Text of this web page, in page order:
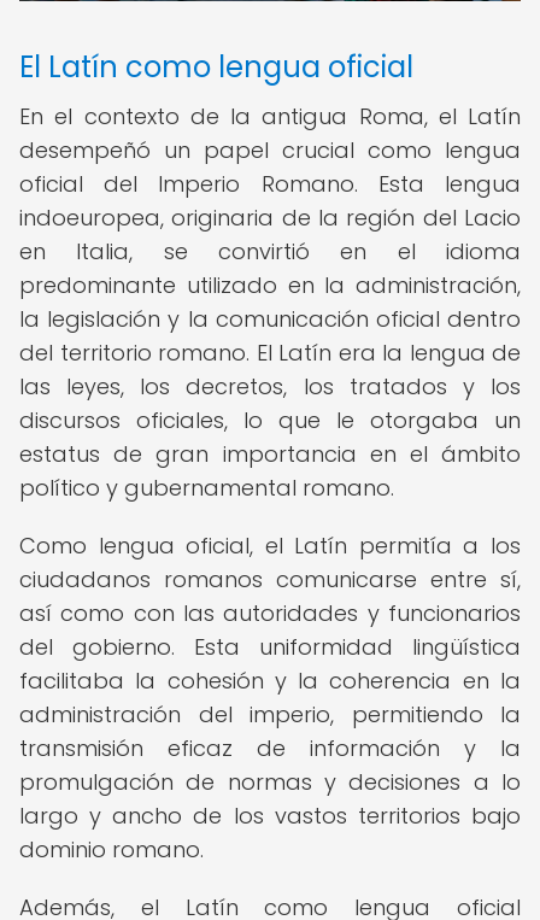
El Latín como lengua oficial
En el contexto de la antigua Roma, el Latín
desempeñó un papel crucial como lengua
oficial del Imperio Romano. Esta lengua
indoeuropea, originaria de la región del Lacio
en Italia, se convirtió en el idioma
predominante utilizado en la administración,
la legislación y la comunicación oficial dentro
del territorio romano. El Latín era la lengua de
las leyes, los decretos, los tratados y los
discursos oficiales, lo que le otorgaba un
estatus de gran importancia en el ámbito
político y gubernamental romano.
Como lengua oficial, el Latín permitía a los
ciudadanos romanos comunicarse entre sí,
así como con las autoridades y funcionarios
del gobierno. Esta uniformidad lingüística
facilitaba la cohesión y la coherencia en la
administración del imperio, permitiendo la
transmisión eficaz de información y la
promulgación de normas y decisiones a lo
largo y ancho de los vastos territorios bajo
dominio romano.
Además, el Latín como lengua oficial